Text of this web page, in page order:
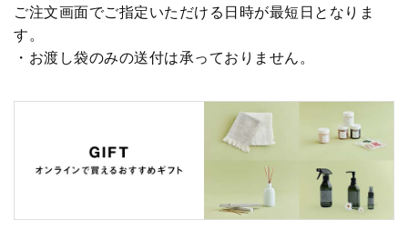
ご注文画面でご指定いただける日時が最短日となりま
す。
・お渡し袋のみの送付は承っておりません。